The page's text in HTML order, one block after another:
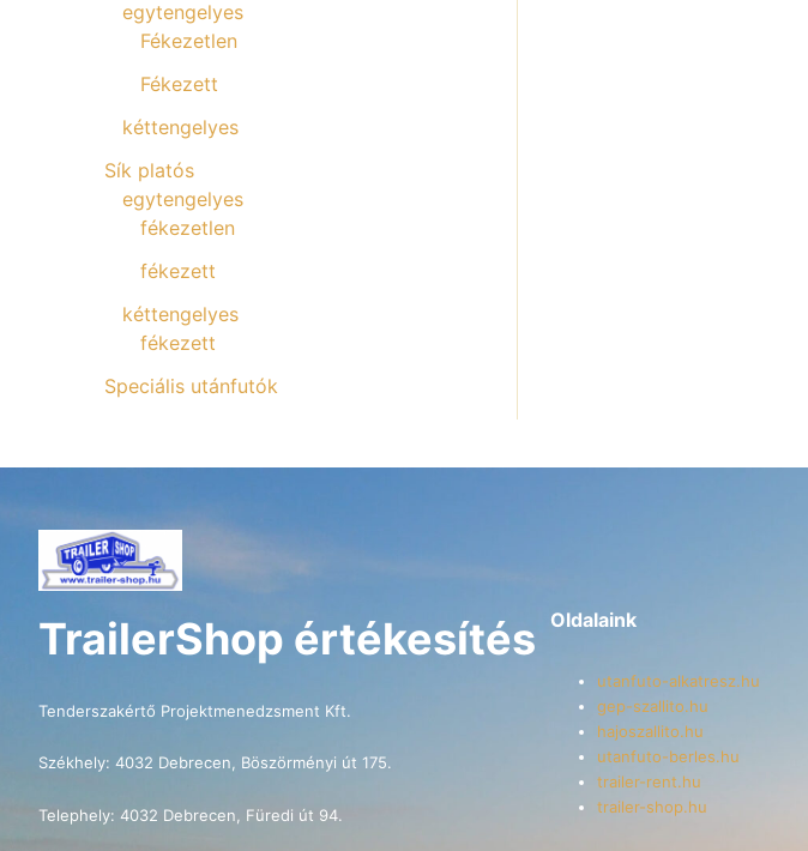
egytengelyes
Fékezetlen
Fékezett
kéttengelyes
Sík platós
egytengelyes
fékezetlen
fékezett
kéttengelyes
fékezett
Speciális utánfutók
TrailerShop értékesítés
Tenderszakértő Projektmenedzsment Kft.
Székhely: 4032 Debrecen, Böszörményi út 175.
Telephely: 4032 Debrecen, Füredi út 94.
Oldalaink
utanfuto-alkatresz.hu
gep-szallito.hu
hajoszallito.hu
utanfuto-berles.hu
trailer-rent.hu
trailer-shop.hu